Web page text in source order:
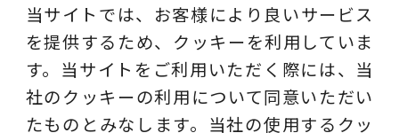
ビジネステーマ解説集
動画ライブラリ
当サイトでは、お客様により良いサービス
を提供するため、クッキーを利用していま
す。当サイトをご利用いただく際には、当
社のクッキーの利用について同意いただい
たものとみなします。当社の使用するクッ